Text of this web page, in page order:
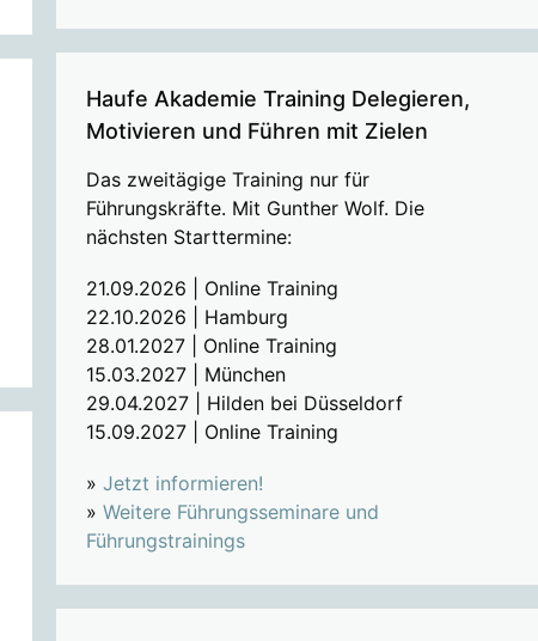
Haufe Akademie Training Delegieren,
Motivieren und Führen mit Zielen
Das zweitägige Training nur für
Führungskräfte. Mit Gunther Wolf. Die
nächsten Starttermine:
21.09.2026 | Online Training
22.10.2026 | Hamburg
28.01.2027 | Online Training
15.03.2027 | München
29.04.2027 | Hilden bei Düsseldorf
15.09.2027 | Online Training
» Jetzt informieren!
» Weitere Führungsseminare und
Führungstrainings